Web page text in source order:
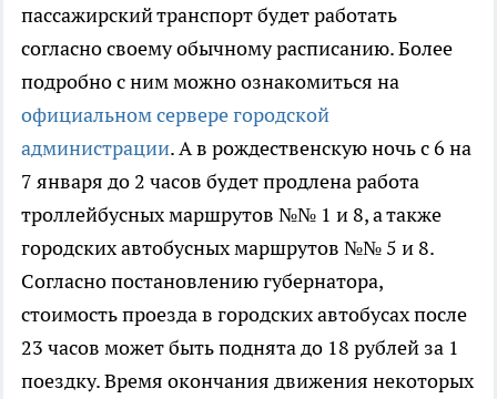
пассажирский транспорт будет работать
согласно своему обычному расписанию. Более
подробно с ним можно ознакомиться на
официальном сервере городской
администрации. А в рождественскую ночь с 6 на
7 января до 2 часов будет продлена работа
троллейбусных маршрутов №№ 1 и 8, а также
городских автобусных маршрутов №№ 5 и 8.
Согласно постановлению губернатора,
стоимость проезда в городских автобусах после
23 часов может быть поднята до 18 рублей за 1
поездку. Время окончания движения некоторых